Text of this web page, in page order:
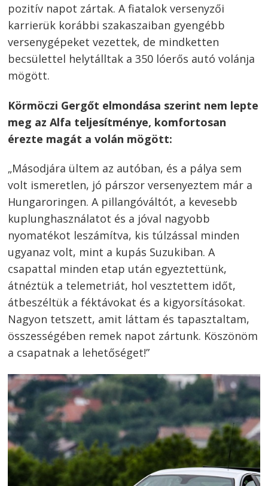
pozitív napot zártak. A fiatalok versenyzői
karrierük korábbi szakaszaiban gyengébb
versenygépeket vezettek, de mindketten
becsülettel helytálltak a 350 lóerős autó volánja
mögött.
Körmöczi Gergőt elmondása szerint nem lepte
meg az Alfa teljesítménye, komfortosan
érezte magát a volán mögött:
„Másodjára ültem az autóban, és a pálya sem
volt ismeretlen, jó párszor versenyeztem már a
Hungaroringen. A pillangóváltót, a kevesebb
kuplunghasználatot és a jóval nagyobb
nyomatékot leszámítva, kis túlzással minden
ugyanaz volt, mint a kupás Suzukiban. A
csapattal minden etap után egyeztettünk,
átnéztük a telemetriát, hol vesztettem időt,
átbeszéltük a féktávokat és a kigyorsításokat.
Nagyon tetszett, amit láttam és tapasztaltam,
összességében remek napot zártunk. Köszönöm
a csapatnak a lehetőséget!”